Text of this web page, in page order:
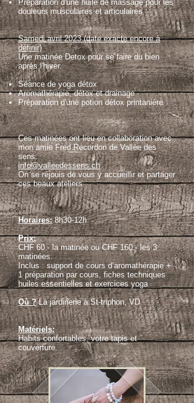
Préparation d'une huile de massage pour les
douleurs musculaires et articulaires
Samedi avril 2023 (date exacte encore à
définir)
Une matinée Detox pour se faire du bien
après l'hiver.
Séance de yoga détox
Aromathérapie, détox et drainage
Préparation d'une potion détox printanière
Ces matinées ont lieu en collaboration avec
mon amie Fred Recordon de Vallée des
sens:
info@valleedessens.ch
On se réjouis de vous y accueillir et partager
ces beaux ateliers
Horaires:8h30-12h
Prix:
CHF 60.- la matinée ou CHF 160.- les 3
matinées.
Inclus : support de cours d’aromathérapie +
1 préparation par cours, fiches techniques
huiles essentielles et exercices yoga
Où ?La jardinerie à St-triphon, VD
Matériels:
Habits confortables, votre tapis et
couverture.